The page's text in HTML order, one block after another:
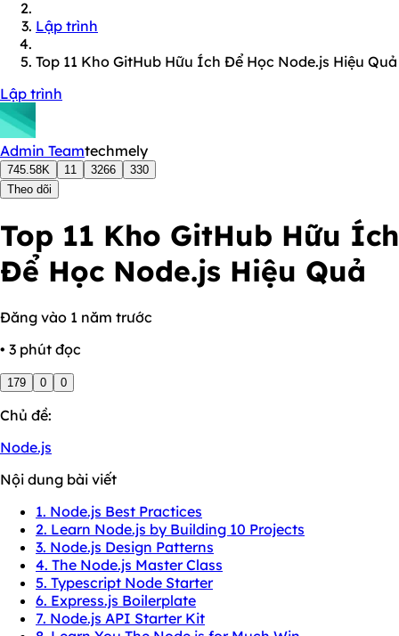
Lập trình
Top 11 Kho GitHub Hữu Ích Để Học Node.js Hiệu Quả
Lập trình
Admin Teamtechmely
745.58K 11 3266
330
Theo dõi
Top 11 Kho GitHub Hữu Ích
Để Học Node.js Hiệu Quả
Đăng vào 1 năm trước
• 3 phút đọc
179 0 0
Chủ đề:
Node.js
Nội dung bài viết
1. Node.js Best Practices
2. Learn Node.js by Building 10 Projects
3. Node.js Design Patterns
4. The Node.js Master Class
5. Typescript Node Starter
6. Express.js Boilerplate
7. Node.js API Starter Kit